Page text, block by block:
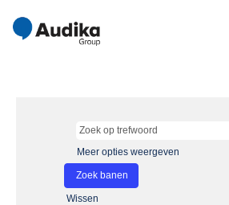
Meer opties weergeven
Wissen